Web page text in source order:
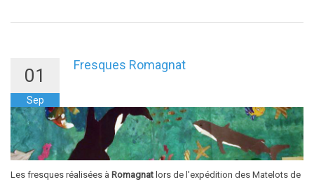
01
Sep
Fresques Romagnat
Les fresques réalisées à Romagnat lors de l'expédition des Matelots de